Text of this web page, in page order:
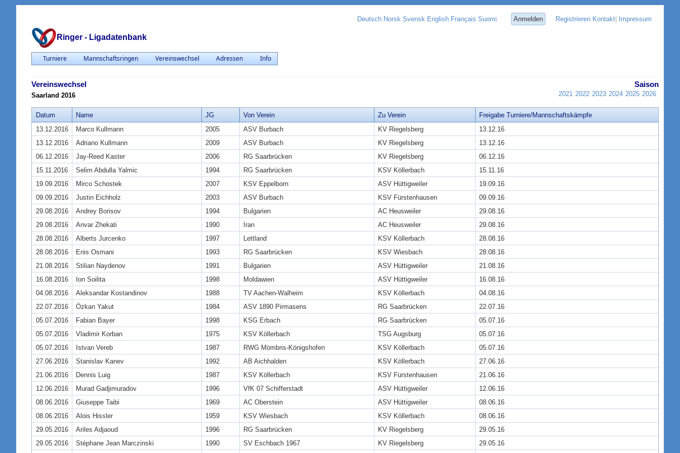
Ringer - Ligadatenbank
Deutsch Norsk Svensk English Français Suomi Anmelden Registrieren Kontakt Impressum
Turniere Mannschaftsringen Vereinswechsel Adressen Info
Vereinswechsel
Saarland 2016
Saison
2021 2022 2023 2024 2025 2026
Datum Name JG Von Verein Zu Verein
Freigabe Turniere/Mannschaftskämpfe
13.12.2016
Marco Kullmann 2005 ASV Burbach KV Riegelsberg
13.12.16
13.12.2016
Adriano Kullmann 2009 ASV Burbach KV Riegelsberg
13.12.16
06.12.2016
Jay-Reed Kaster 2006 RG Saarbrücken KV Riegelsberg
06.12.16
15.11.2016
Selim Abdulla Yalmic 1994 RG Saarbrücken KSV Köllerbach
15.11.16
19.09.2016
Mirco Schostek 2007 KSV Eppelborn ASV Hüttigweiler
19.09.16
09.09.2016
Justin Eichholz 2003 ASV Burbach KSV Fürstenhausen
09.09.16
29.08.2016
Andrey Borisov 1994 Bulgarien AC Heusweiler
29.08.16
29.08.2016
Anvar Zhekati 1990 Iran AC Heusweiler
29.08.16
28.08.2016
Alberts Jurcenko 1997 Lettland KSV Köllerbach
28.08.16
28.08.2016
Enis Osmani 1993 RG Saarbrücken KSV Wiesbach
28.08.16
21.08.2016
Stilian Naydenov 1991 Bulgarien ASV Hüttigweiler
21.08.16
16.08.2016
Ion Soilita 1998 Moldawien ASV Hüttigweiler
16.08.16
04.08.2016
Aleksandar Kostandinov 1988 TV Aachen-Walheim KSV Köllerbach
04.08.16
22.07.2016
Özkan Yakut 1984 ASV 1890 Pirmasens RG Saarbrücken
22.07.16
05.07.2016
Fabian Bayer 1998 KSG Erbach RG Saarbrücken
05.07.16
05.07.2016
Vladimir Korban 1975 KSV Köllerbach TSG Augsburg
05.07.16
05.07.2016
Istvan Vereb 1987 RWG Mömbris-Königshofen KSV Köllerbach
05.07.16
27.06.2016
Stanislav Kanev 1992 AB Aichhalden KSV Köllerbach
27.06.16
21.06.2016
Dennis Luig 1987 KSV Köllerbach KSV Fürstenhausen
21.06.16
12.06.2016
Murad Gadjimuradov 1996 VfK 07 Schifferstadt ASV Hüttigweiler
12.06.16
08.06.2016
Giuseppe Taibi 1969 AC Oberstein ASV Hüttigweiler
08.06.16
08.06.2016
Alois Hissler 1959 KSV Wiesbach KSV Köllerbach
08.06.16
29.05.2016
Ariles Adjaoud 1996 RG Saarbrücken KV Riegelsberg
29.05.16
29.05.2016
Stéphane Jean Marczinski 1990 SV Eschbach 1967 KV Riegelsberg 29.05.16